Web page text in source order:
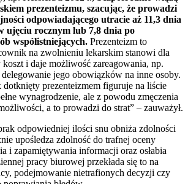
prezenteizmu, szacując, że prowadzi
odpowiadającego utracie aż 11,3 dnia
ujęciu rocznym lub 7,8 dnia po
współistniejących. Prezenteizm to
na zwolnieniu lekarskim stanowi dla
i daje możliwość zareagowania, np.
jego obowiązków na inne osoby.
prezenteizmem figuruje na liście
wynagrodzenie, ale z powodu zmęczenia
a to prowadzi do strat” – zauważył.
odpowiedniej ilości snu obniża zdolności
upośledza zdolność do trafnej oceny
i zapamiętywania informacji oraz osłabia
pracy biurowej przekłada się to na
podejmowanie nietrafionych decyzji czy